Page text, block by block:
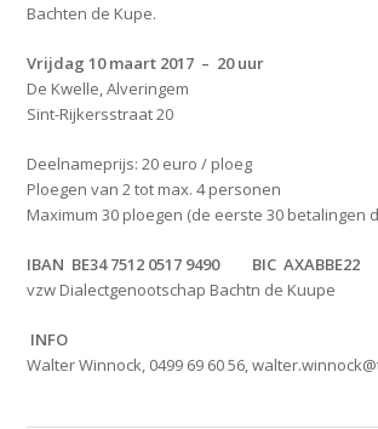
Bachten de Kupe.
Vrijdag 10 maart 2017 – 20 uur
De Kwelle, Alveringem
Sint-Rijkersstraat 20
Deelnameprijs: 20 euro / ploeg
Ploegen van 2 tot max. 4 personen
Maximum 30 ploegen (de eerste 30 betalingen
IBAN BE34 7512 0517 9490 BIC AXABBE22
vzw Dialectgenootschap Bachtn de Kuupe
INFO
Walter Winnock, 0499 69 60 56,